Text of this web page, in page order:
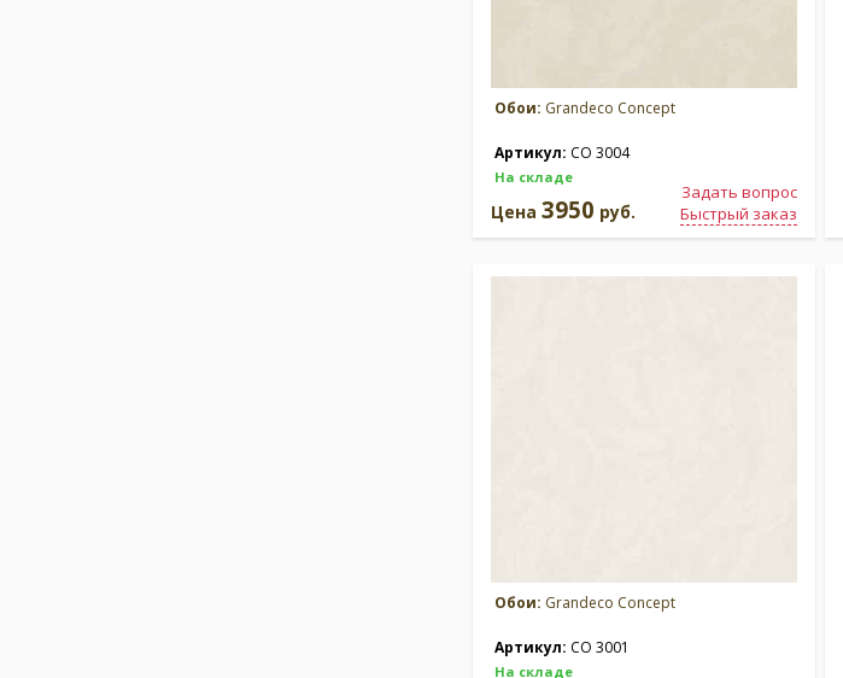
Обои: Grandeco Concept
Артикул: CO 3004
На складе
Задать вопрос
Быстрый заказ
Цена 3950 руб.
Обои: Grandeco Concept
Артикул: CO 3001
На складе